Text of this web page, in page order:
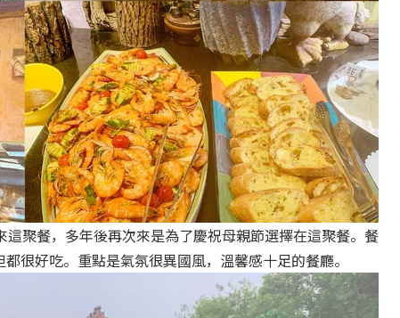
聚餐，多年後再次來是為了慶祝母親節選擇在這聚餐。餐
很好吃。重點是氣氛很異國風，溫馨感十足的餐廳。